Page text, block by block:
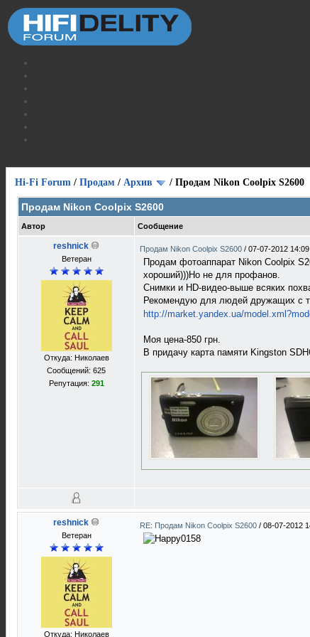
Hi-Fi Forum / Продам / Архив / Продам Nikon Coolpix S2600
Продам Nikon Coolpix S2600
Автор Сообщение
reshnick
Ветеран
Откуда: Николаев
Сообщений: 625
Репутация: 291
Продам Nikon Coolpix S2600 / 07-07-2012 14:09
Продам фотоаппарат Nikon Coolpix
хороший)))Но не для профанов.
Снимки и HD-видео-выше всяких
Рекомендую для людей дружащих с
http://market.yandex.ua/
Моя цена-850 грн.
В придачу карта памяти Kingston
reshnick
Ветеран
Откуда: Николаев
RE: Продам Nikon Coolpix S2600 / 08-07-2012